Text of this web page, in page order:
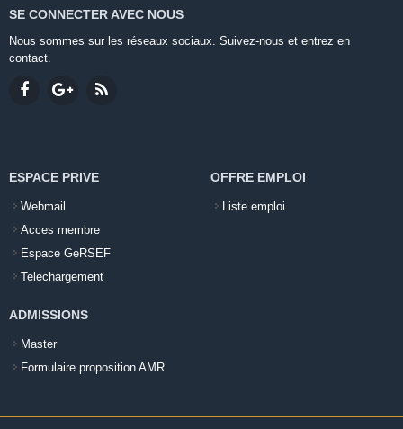
SE CONNECTER AVEC NOUS
Nous sommes sur les réseaux sociaux. Suivez-nous et entrez en
contact.
ESPACE PRIVE
Webmail
Acces membre
Espace GeRSEF
Telechargement
OFFRE EMPLOI
Liste emploi
ADMISSIONS
Master
Formulaire proposition AMR